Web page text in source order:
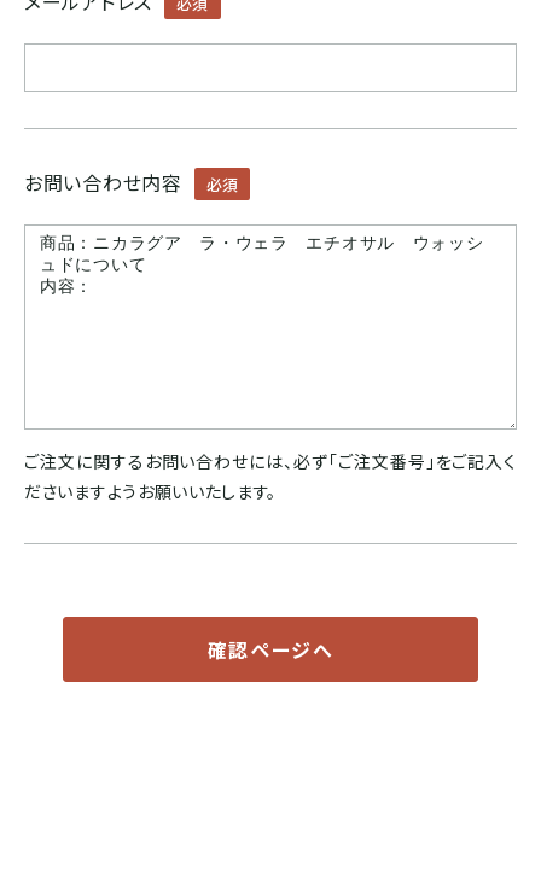
お問い合わせ内容 必須
ご注文に関するお問い合わせには、必ず「ご注文番号」をご記入く
ださいますようお願いいたします。
確認ページへ
ジャマイカ